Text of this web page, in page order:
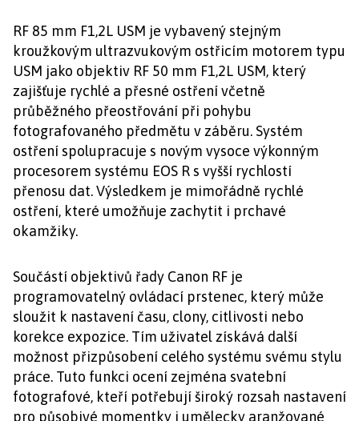
RF 85 mm F1,2L USM je vybavený stejným
kroužkovým ultrazvukovým ostřicím motorem typu
USM jako objektiv RF 50 mm F1,2L USM, který
zajišťuje rychlé a přesné ostření včetně
průběžného přeostřování při pohybu
fotografovaného předmětu v záběru. Systém
ostření spolupracuje s novým vysoce výkonným
procesorem systému EOS R s vyšší rychlostí
přenosu dat. Výsledkem je mimořádně rychlé
ostření, které umožňuje zachytit i prchavé
okamžiky.
Součástí objektivů řady Canon RF je
programovatelný ovládací prstenec, který může
sloužit k nastavení času, clony, citlivosti nebo
korekce expozice. Tím uživatel získává další
možnost přizpůsobení celého systému svému stylu
práce. Tuto funkci ocení zejména svatební
fotografové, kteří potřebují široký rozsah nastavení
pro působivé momentky i umělecky aranžované